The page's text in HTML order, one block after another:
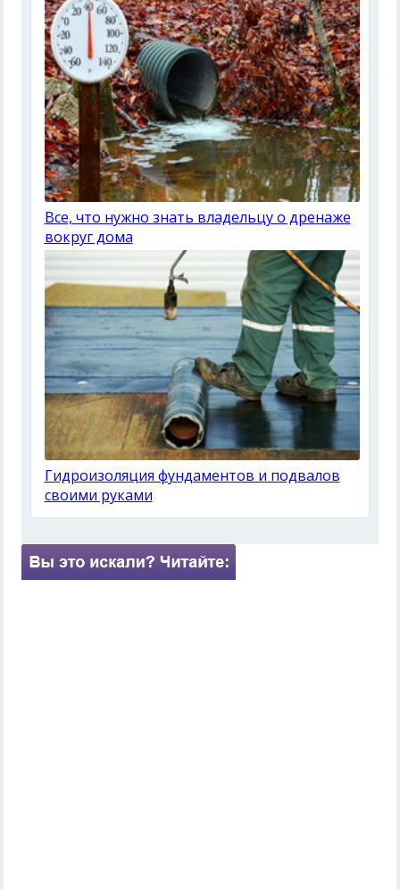
Все, что нужно знать владельцу о дренаже
вокруг дома
Гидроизоляция фундаментов и подвалов
своими руками